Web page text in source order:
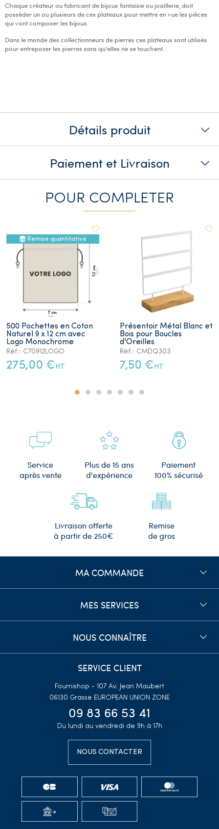
Chaque créateur ou fabricant de bijoux fantaisie ou joaillerie, doit
posséder un ou plusieurs de ces plateaux pour mettre en vue les pièces
qui vont composer les bijoux.
Dans le monde des collectionneurs de pierres ces plateaux sont utilisés
pour entreposer les pierres sans qu'elles ne se touchent.
Détails produit
Paiement et Livraison
POUR COMPLETER
Remise quantitative
500 Pochettes en Coton
Naturel 9 x 12 cm avec
Logo Monochrome
Réf.: C70912LOGO
275,00 € HT
Présentoir Métal Blanc et
Bois pour Boucles
d'Oreilles
Réf.: CMDQ303
7,50 € HT
Service
après vente
Plus de 15 ans
d'expérience
Paiement
100% sécurisé
Livraison offerte
à partir de 250€
Remise
de gros
MA COMMANDE
MES SERVICES
NOUS CONNAÎTRE
SERVICE CLIENT
Fournishop - 107 Av. Jean Maubert
06130 Grasse EUROPEAN UNION ZONE
09 83 66 53 41
Du lundi au vendredi de 9h à 17h
NOUS CONTACTER